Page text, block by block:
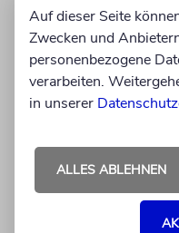
von Katrin Richter
05.08.2026
Auf dieser Seite
Zwecken und
personenbezogene
verarbeiten.
in unserer
ALLES ABLEHNEN